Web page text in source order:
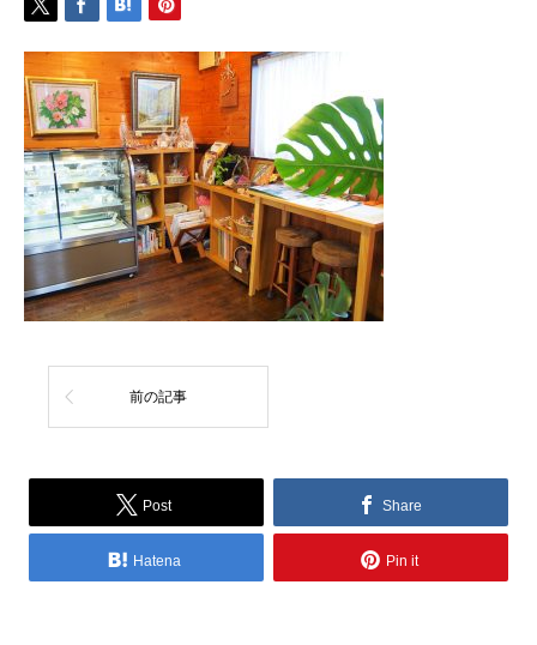
前の記事
Post Share
Hatena Pin it